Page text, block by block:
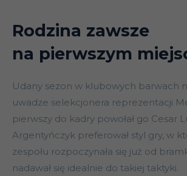
Rodzina zawsze
na pierwszym
Udany sezon w klubowych barwach
uwadze selekcjonera reprezentacji
pierwszy do kadry powołał go Cesar
Argentyńczyk preferował styl gry, w
zespołu rozpoczynała się już od
nadawał się idealnie do takiej taktyki.